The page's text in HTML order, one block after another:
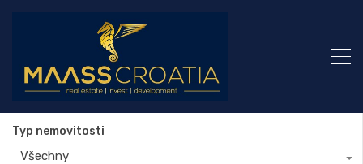
Typ nemovitosti
Všechny